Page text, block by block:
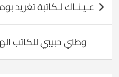
المقالات
عـيـنـاكِ للكاتبة تغريد
وطني حبيبي للكاتب